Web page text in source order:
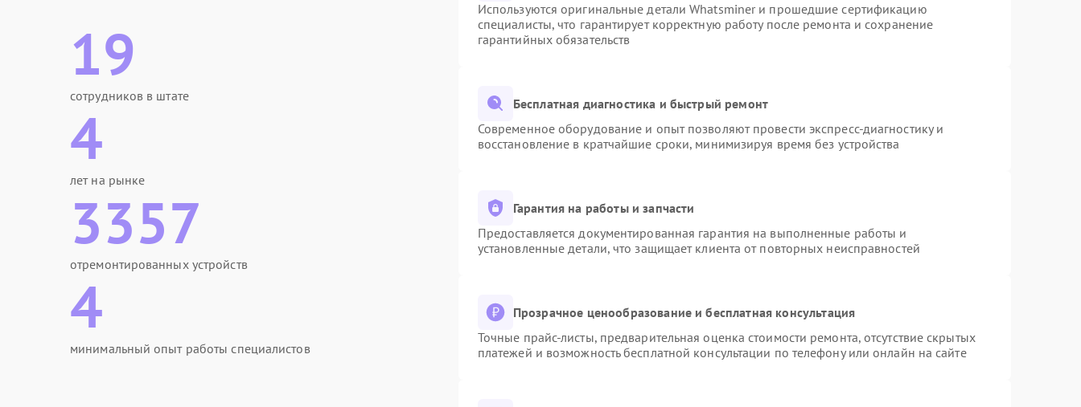
19
сотрудников в штате
4
лет на рынке
3357
отремонтированных устройств
4
минимальный опыт работы специалистов
Используются оригинальные детали Whatsminer и прошедшие сертификацию
специалисты, что гарантирует корректную работу после ремонта и сохранение
гарантийных обязательств
Бесплатная диагностика и быстрый ремонт
Современное оборудование и опыт позволяют провести экспресс-диагностику и
восстановление в кратчайшие сроки, минимизируя время без устройства
Гарантия на работы и запчасти
Предоставляется документированная гарантия на выполненные работы и
установленные детали, что защищает клиента от повторных неисправностей
Прозрачное ценообразование и бесплатная консультация
Точные прайс-листы, предварительная оценка стоимости ремонта, отсутствие скрытых
платежей и возможность бесплатной консультации по телефону или онлайн на сайте